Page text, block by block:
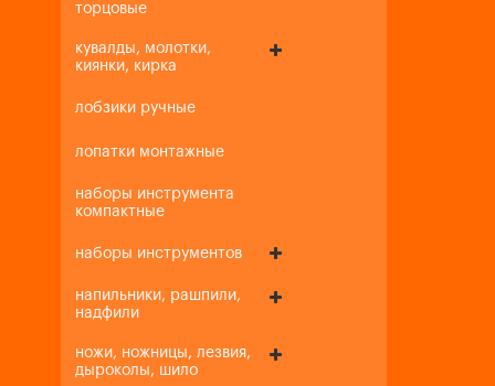
торцовые
кувалды, молотки,
киянки, кирка
лобзики ручные
лопатки монтажные
наборы инструмента
компактные
наборы инструментов
напильники, рашпили,
надфили
ножи, ножницы, лезвия,
дыроколы, шило